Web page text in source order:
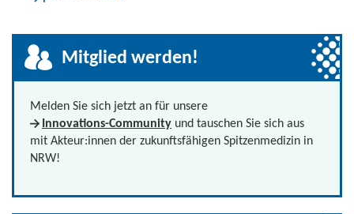
Mitglied werden!
Melden Sie sich jetzt an für unsere
Innovations-Community und tauschen Sie sich aus
mit Akteur:innen der zukunftsfähigen Spitzenmedizin in
NRW!